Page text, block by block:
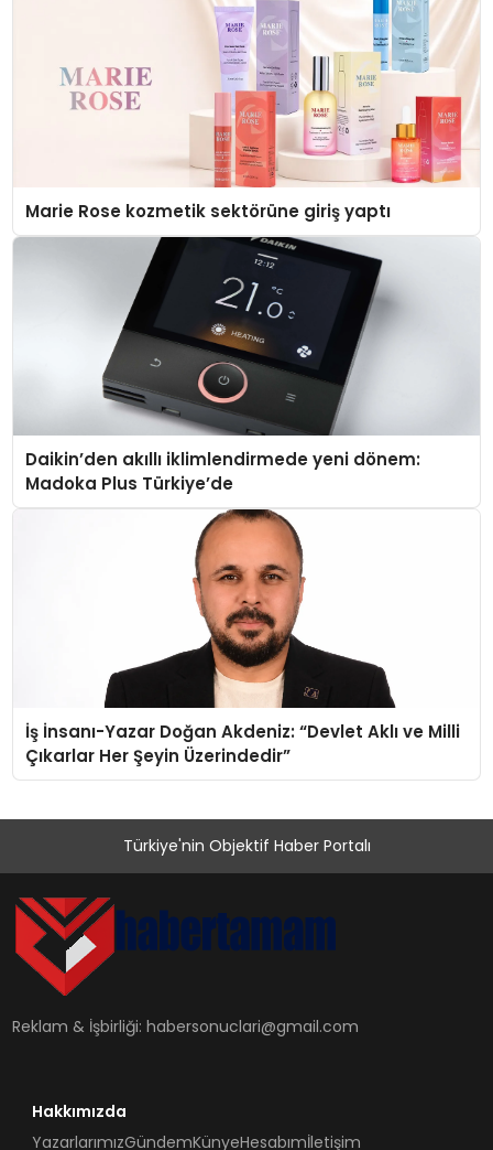
Marie Rose kozmetik sektörüne giriş yaptı
Daikin’den akıllı iklimlendirmede yeni dönem:
Madoka Plus Türkiye’de
İş İnsanı-Yazar Doğan Akdeniz: “Devlet Aklı ve Milli
Çıkarlar Her Şeyin Üzerindedir”
Türkiye'nin Objektif Haber Portalı
Reklam & İşbirliği:habersonuclari@gmail.com
Hakkımızda
YazarlarımızGündemKünyeHesabımİletişim